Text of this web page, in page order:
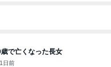
で亡くなった長女
1日前